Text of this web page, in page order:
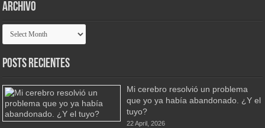
Archivo
Archivo
Posts Recientes
Mi cerebro resolvió un problema
que yo ya había abandonado. ¿Y el
tuyo?
22 April, 2026